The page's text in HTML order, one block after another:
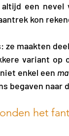
een nevel
kon
ze maakten
variant op
enkel een
begaven
het